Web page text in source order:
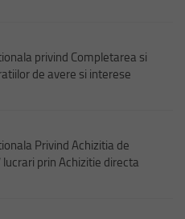
privind Completarea si
de avere si interese
Privind Achizitia de
prin Achizitie directa